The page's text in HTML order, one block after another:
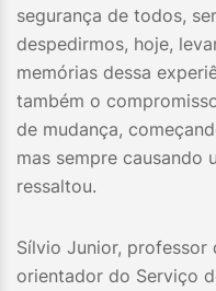
segurança de todos,
despedirmos, hoje,
memórias dessa
também o
de mudança,
mas sempre causando
ressaltou.
Sílvio Junior, professor
orientador do Serviço